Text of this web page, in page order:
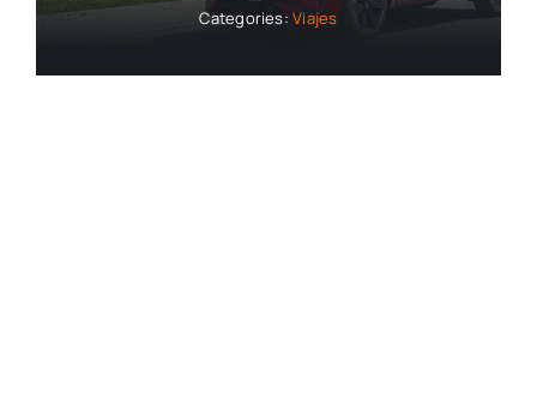
Categories:Viajes